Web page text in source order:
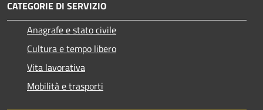
CATEGORIE DI SERVIZIO
Anagrafe e stato civile
Cultura e tempo libero
Vita lavorativa
Mobilità e trasporti